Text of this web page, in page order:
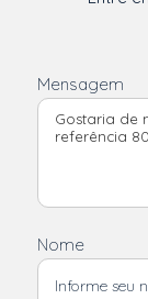
Mensagem
Nome